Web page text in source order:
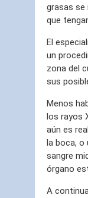
grasas se
que
El
un
zona del
sus
Menos
los rayos
aún es
la boca, o
sangre
órgano
A